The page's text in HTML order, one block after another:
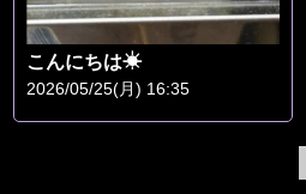
こんにちは☀︎
2026/05/25(月) 16:35